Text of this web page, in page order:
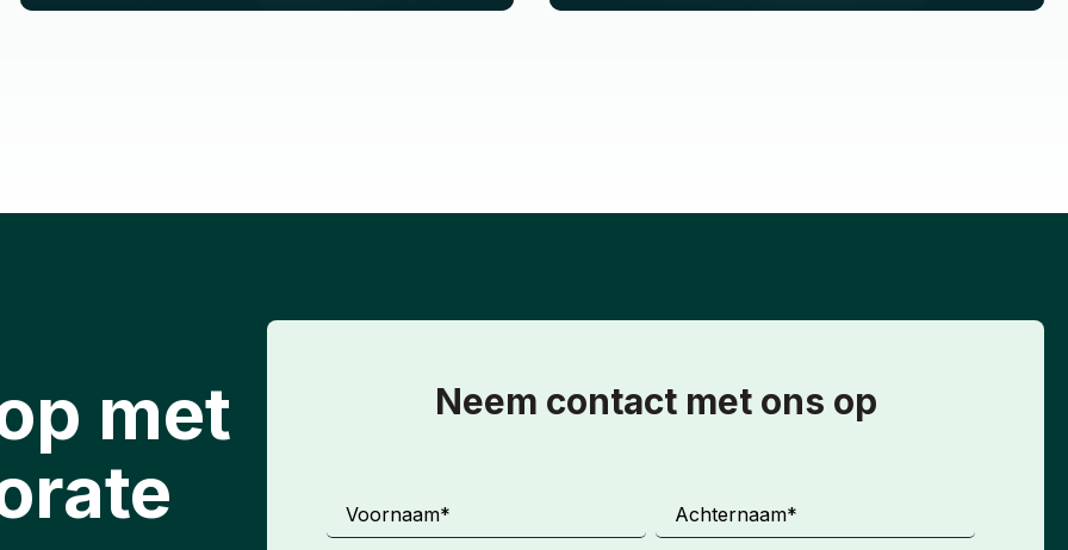
met
Neem contact met ons op
Voornaam* Achternaam*